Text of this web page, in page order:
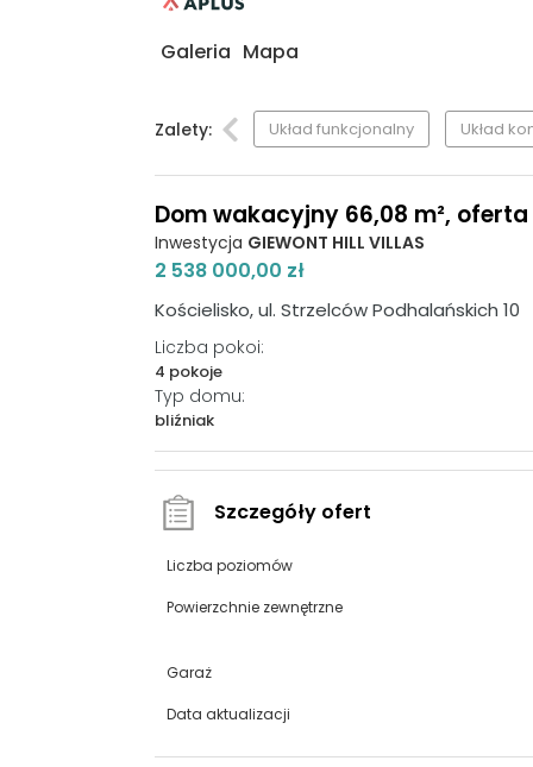
Galeria Mapa
Zalety: Układ funkcjonalny Układ
Dom wakacyjny 66,08 m², oferta
Inwestycja GIEWONT HILL VILLAS
2 538 000,00 zł
Kościelisko, ul. Strzelców Podhalańskich 10
Liczba pokoi:
4 pokoje
Typ domu:
bliźniak
Szczegóły ofert
Liczba poziomów
Powierzchnie zewnętrzne
Garaż
Data aktualizacji